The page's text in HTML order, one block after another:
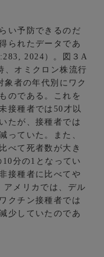
い予防できるのだ
られたデータであ
2024）。図３A
、オミクロン株流行
象者の年代別にワク
のである。これを
接種者では50才以
たが、接種者では
っていた。また、
べて死者数が大き
分の1となってい
接種者に比べてや
アメリカでは、デル
クチン接種者では
少していたのであ